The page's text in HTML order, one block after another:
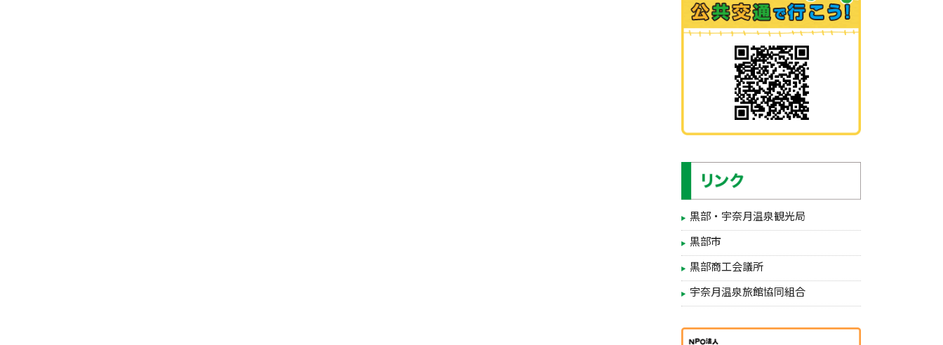
黒部・宇奈月温泉観光局
黒部市
黒部商工会議所
宇奈月温泉旅館協同組合